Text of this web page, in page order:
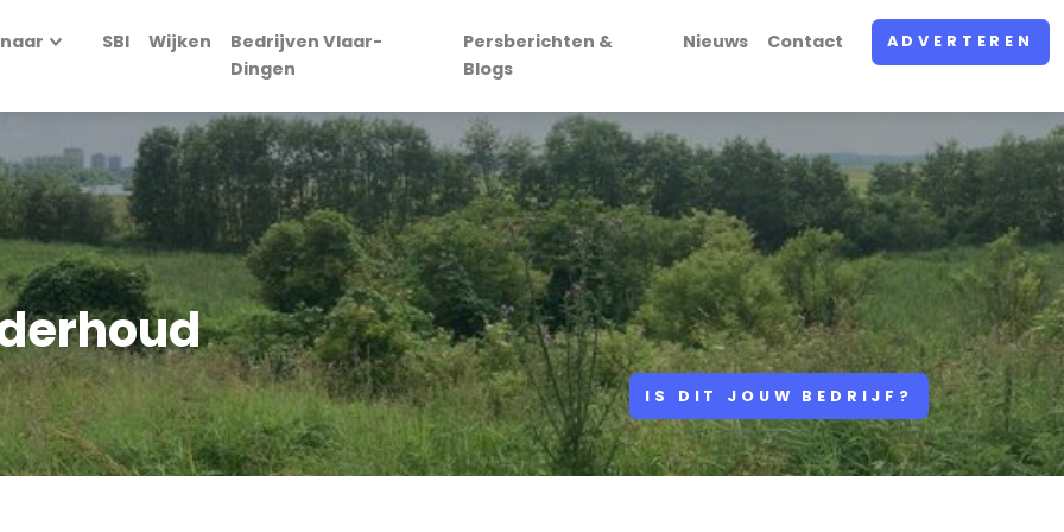
SBI Wijken
Bedrijven Vlaar-
Dingen
Persberichten &
Blogs
Nieuws Contact ADVERTEREN
IS DIT JOUW BEDRIJF?